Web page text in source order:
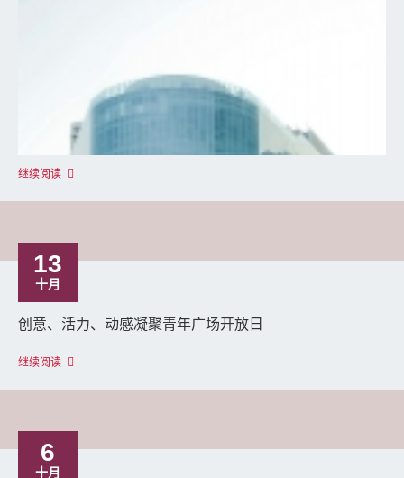
继续阅读
13
十月
创意、活力、动感凝聚青年广场开放日
继续阅读
6
十月